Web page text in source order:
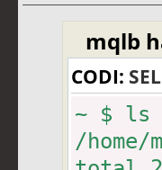
mqlb
CODI:
~ $ ls
/